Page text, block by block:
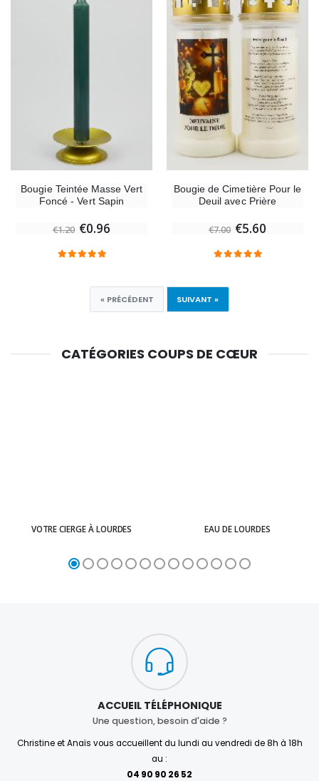
Bougie Teintée Masse Vert
Foncé - Vert Sapin
€1.20 €0.96
Bougie de Cimetière Pour le
Deuil avec Prière
€7.00 €5.60
« PRÉCÉDENT SUIVANT »
CATÉGORIES COUPS DE CŒUR
VOTRE CIERGE À LOURDES EAU DE LOURDES
ACCUEIL TÉLÉPHONIQUE
Une question, besoin d'aide ?
Christine et Anaïs vous accueillent du lundi au vendredi de 8h à 18h
au :
04 90 90 26 52